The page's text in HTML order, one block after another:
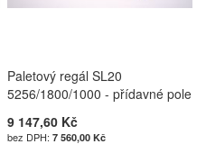
Paletový regál SL20
5256/1800/1000 - přídavné pole
9 147,60 Kč
7 560,00 Kč